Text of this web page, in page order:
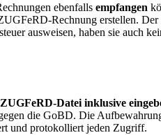
ebenfalls empfangen
Rechnung erstellen.
ausweisen, haben sie auch
Datei inklusive
die GoBD. Die
und protokolliert jeden Zugriff.